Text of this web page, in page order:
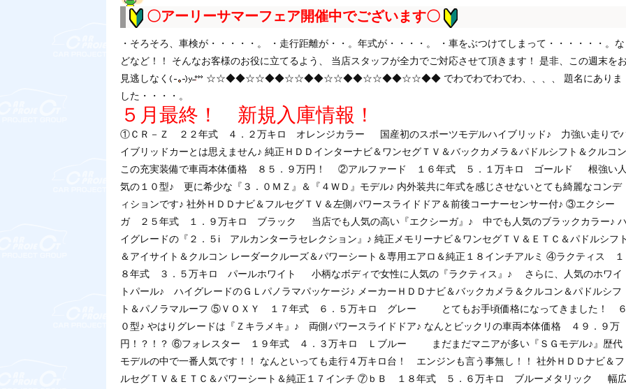
〇アーリーサマーフェア開催中でございます〇
・そろそろ、車検が・・・・・。 ・走行距離が・・。年式が・・・・。 ・車をぶつけてしまって・・・・・・。な
どなど！！ そんなお客様のお役に立てるよう、 当店スタッフが全力でご対応させて頂きます！ 是非、この週末を
見逃しなく
☆☆◆◆☆☆◆◆☆☆◆◆☆☆◆◆☆☆◆◆☆☆◆◆ でわでわでわでわ、、、、 題名にありま
した・・・・。
５月最終！ 新規入庫情報！
①ＣＲ－Ｚ ２２年式 ４．２万キロ オレンジカラー
国産初のスポーツモデルハイブリッド♪ 力強い走りで
イブリッドカーとは思えません♪ 純正ＨＤＤインターナビ＆ワンセグＴＶ＆バックカメラ＆パドルシフト＆クルコン
この充実装備で車両本体価格 ８５．９万円！ ②アルファード １６年式 ５．１万キロ ゴールド
根強い
気の１０型♪ 更に希少な『３．０ＭＺ』＆『４ＷＤ』モデル♪ 内外装共に年式を感じさせないとても綺麗なコンデ
ィションです♪ 社外ＨＤＤナビ＆フルセグＴＶ＆左側パワースライドドア＆前後コーナーセンサー付♪ ③エクシー
ガ ２５年式 １．９万キロ ブラック
当店でも人気の高い『エクシーガ』♪ 中でも人気のブラックカラー♪
イグレードの『２．５i アルカンターラセレクション』♪ 純正メモリーナビ＆ワンセグＴＶ＆ＥＴＣ＆パドルシフ
＆アイサイト＆クルコン レーダークルーズ＆パワーシート＆専用エアロ＆純正１８インチアルミ ④ラクティス １
８年式 ３．５万キロ パールホワイト
小柄なボディで女性に人気の『ラクティス』♪ さらに、人気のホワイ
トパール♪ ハイグレードのＧＬパノラマパッケージ♪ メーカーＨＤＤナビ＆バックカメラ＆クルコン＆パドルシフ
ト＆パノラマルーフ ⑤ＶＯＸＹ １７年式 ６．５万キロ グレー
とてもお手頃価格になってきました！
０型♪ やはりグレードは『Ｚキラメキ』♪ 両側パワースライドドア♪ なんとビックリの車両本体価格 ４９．９万
円！？！？ ⑥フォレスター １９年式 ４．３万キロ Ｌブルー
まだまだマニアが多い『ＳＧモデル♪』歴代
モデルの中で一番人気です！！ なんといっても走行４万キロ台！ エンジンも言う事無し！！ 社外ＨＤＤナビ＆フ
ルセグＴＶ＆ＥＴＣ＆パワーシート＆純正１７インチ ⑦ｂＢ １８年式 ５．６万キロ ブルーメタリック
幅